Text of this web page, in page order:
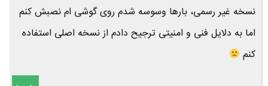
نسخه غیر رسمی، بارها وسوسه شدم روی گوشی ام نصبش کنم
اما به دلایل فنی و امنیتی ترجیح دادم از نسخه اصلی استفاده
کنم